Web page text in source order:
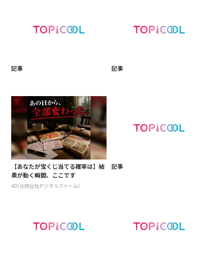
記事 記事
【あなたが宝くじ当てる確率は】結
果が動く瞬間、ここです
AD(合同会社デジタルファーム)
記事